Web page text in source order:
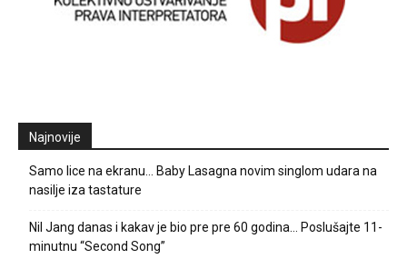
Najnovije
Samo lice na ekranu… Baby Lasagna novim singlom udara na
nasilje iza tastature
Nil Jang danas i kakav je bio pre pre 60 godina… Poslušajte 11-
minutnu “Second Song”